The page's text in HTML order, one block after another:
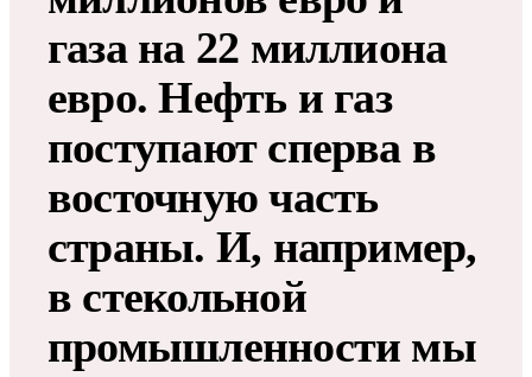
газа на 22 миллиона
евро. Нефть и газ
поступают сперва в
восточную часть
страны. И, например,
в стекольной
промышленности мы